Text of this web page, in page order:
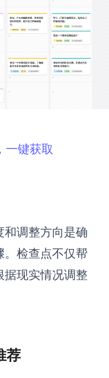
一键获取
和调整方向是确
。检查点不仅帮
据现实情况调整
荐